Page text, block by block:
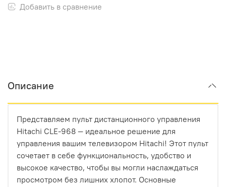
Добавить в сравнение
Описание
Представляем пульт дистанционного управления
Hitachi CLE-968 — идеальное решение для
управления вашим телевизором Hitachi! Этот пульт
сочетает в себе функциональность, удобство и
высокое качество, чтобы вы могли наслаждаться
просмотром без лишних хлопот. Основные